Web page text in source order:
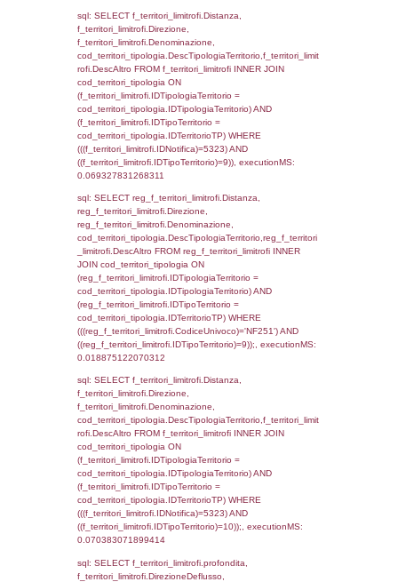
(((f_territori_limitrofi.IDNotifica)=5323) AND
((f_territori_limitrofi.IDTipoTerritorio)=2)),
0.069194078445435
sql: SELECT f_territori_limitrofi.Distanza,
f_territori_limitrofi.Direzione,
f_territori_limitrofi.Denominazione,
f_territori_limitrofi.DescAltro FROM
(f_territori_limitrofi.IDTipologiaTerritorio =
cod_territori_tipologia.IDTipologiaTerritorio)
(f_territori_limitrofi.IDTipoTerritorio =
cod_territori_tipologia.IDTerritorioTP)
(((f_territori_limitrofi.IDNotifica)=5323) AND
((f_territori_limitrofi.IDTipoTerritorio)=3)),
0.07083797454834
sql: SELECT f_territori_limitrofi.Distanza,
f_territori_limitrofi.Direzione,
f_territori_limitrofi.Denominazione,
rofi.DescAltro FROM f_territori_limitrofi
cod_territori_tipologia ON
(f_territori_limitrofi.IDTipologiaTerritorio =
cod_territori_tipologia.IDTipologiaTerritorio)
(f_territori_limitrofi.IDTipoTerritorio =
(((f_territori_limitrofi.IDNotifica)=5323) AND